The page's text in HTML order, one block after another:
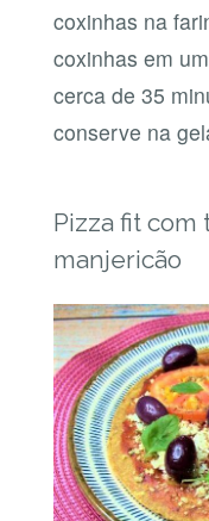
coxinhas na
coxinhas em
cerca de 35
conserve na
Pizza fit com
manjericão